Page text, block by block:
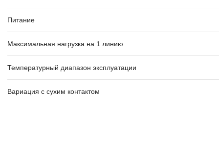
Питание
Максимальная нагрузка на 1 линию
Температурный диапазон эксплуатации
Вариация с сухим контактом